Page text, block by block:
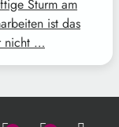
Sturm am
ist das
nicht …